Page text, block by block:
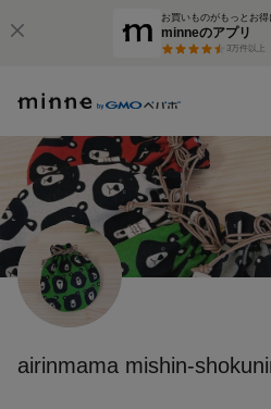
お買いものがもっとお得
minneのアプリ
3万件以上
airinmama mishin-